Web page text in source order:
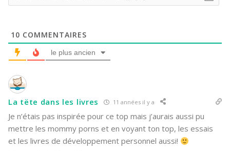
10 COMMENTAIRES
le plus ancien
La tëte dans les livres 11 années il y a
Je n’étais pas inspirée pour ce top mais j’aurais aussi pu
mettre les mommy porns et en voyant ton top, les essais
et les livres de développement personnel aussi!